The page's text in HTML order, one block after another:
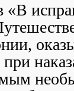
«В
при